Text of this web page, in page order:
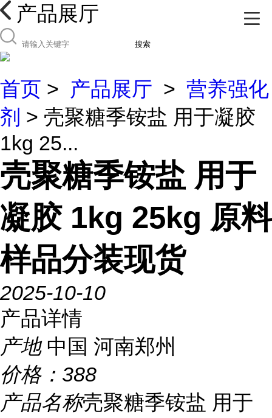
产品展厅
搜索
首页 > 产品展厅 > 营养强化
剂 > 壳聚糖季铵盐 用于凝胶
1kg 25...
壳聚糖季铵盐 用于
凝胶 1kg 25kg 原料
样品分装现货
2025-10-10
产品详情
产地 中国 河南郑州
价格： 388
产品名称壳聚糖季铵盐 用于